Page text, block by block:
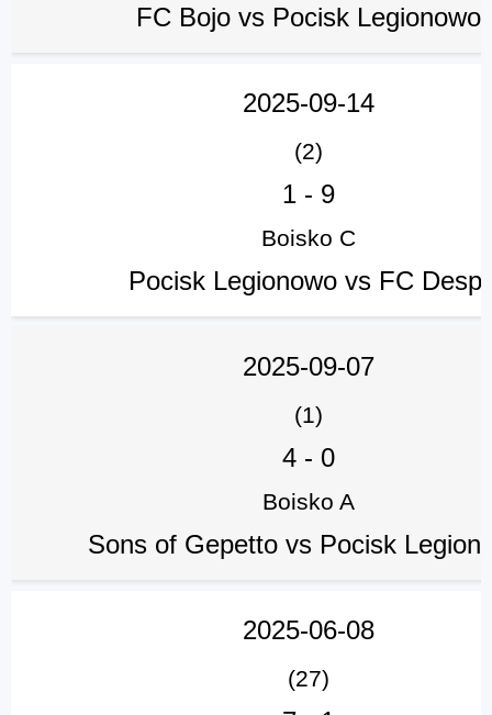
FC Bojo vs Pocisk Legionowo
2025-09-14
(2)
1- 9
Boisko C
Pocisk Legionowo vs FC Despi
2025-09-07
(1)
4- 0
Boisko A
Sons of Gepetto vs Pocisk
2025-06-08
(27)